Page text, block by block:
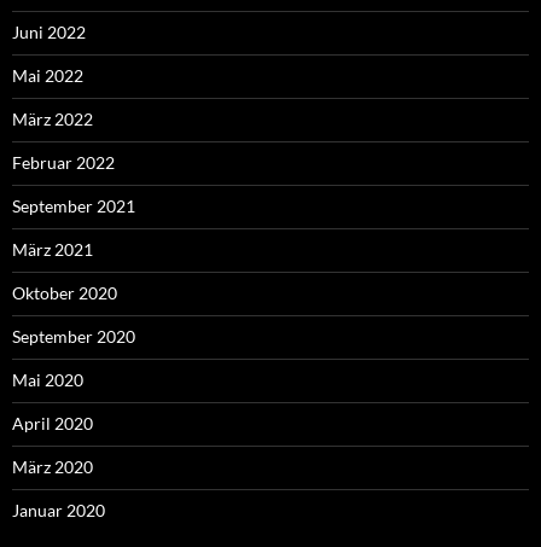
Juni 2022
Mai 2022
März 2022
Februar 2022
September 2021
März 2021
Oktober 2020
September 2020
Mai 2020
April 2020
März 2020
Januar 2020